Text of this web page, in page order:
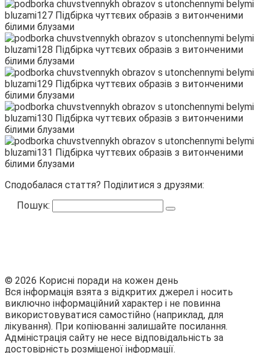
Сподобалася стаття? Поділитися з друзями:
Пошук:
© 2026 Корисні поради на кожен день
Вся інформація взята з відкритих джерел і носить
виключно інформаційний характер і не повинна
використовуватися самостійно (наприклад, для
лікування). При копіюванні залишайте посилання.
Адміністрація сайту не несе відповідальність за
достовірність розміщеної інформації.